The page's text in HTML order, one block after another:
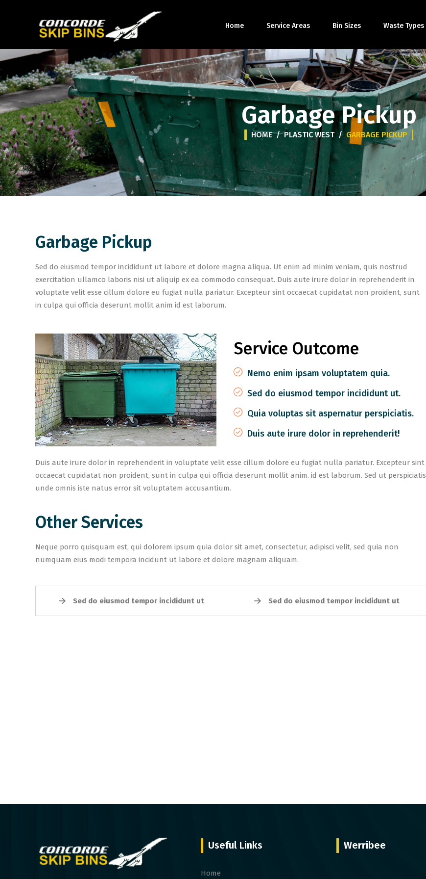
Home Service Areas Bin Sizes Waste Types
Garbage Pickup
HOME/PLASTIC WEST/GARBAGE PICKUP
Garbage Pickup
Sed do eiusmod tempor incididunt ut labore et dolore magna aliqua. Ut enim ad minim veniam, quis nostrud
exercitation ullamco laboris nisi ut aliquip ex ea commodo consequat. Duis aute irure dolor in reprehenderit in
voluptate velit esse cillum dolore eu fugiat nulla pariatur. Excepteur sint occaecat cupidatat non proident, sunt
in culpa qui officia deserunt mollit anim id est laborum.
Service Outcome
Nemo enim ipsam voluptatem quia.
Sed do eiusmod tempor incididunt ut.
Quia voluptas sit aspernatur perspiciatis.
Duis aute irure dolor in reprehenderit!
Duis aute irure dolor in reprehenderit in voluptate velit esse cillum dolore eu fugiat nulla pariatur. Excepteur sint
occaecat cupidatat non proident, sunt in culpa qui officia deserunt mollit anim. id est laborum. Sed ut perspiciatis
unde omnis iste natus error sit voluptatem accusantium.
Other Services
Neque porro quisquam est, qui dolorem ipsum quia dolor sit amet, consectetur, adipisci velit, sed quia non
numquam eius modi tempora incidunt ut labore et dolore magnam aliquam.
Sed do eiusmod tempor incididunt ut Sed do eiusmod tempor incididunt ut
Useful Links
Home
Werribee